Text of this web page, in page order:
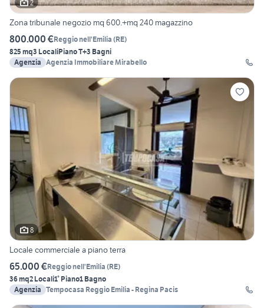
2
Zona tribunale negozio mq 600.+mq 240 magazzino
800.000 €Reggio nell'Emilia (RE)
825 mq3 LocaliPiano T+3 Bagni
Agenzia Agenzia Immobiliare Mirabello
8
Locale commerciale a piano terra
65.000 €Reggio nell'Emilia (RE)
36 mq2 Locali1° Piano1 Bagno
Agenzia Tempocasa Reggio Emilia - Regina Pacis